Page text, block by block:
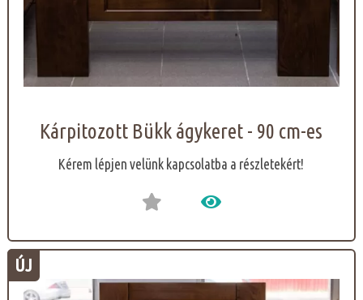
Kárpitozott Bükk ágykeret - 90 cm-es
Kérem lépjen velünk kapcsolatba a részletekért!
ÚJ